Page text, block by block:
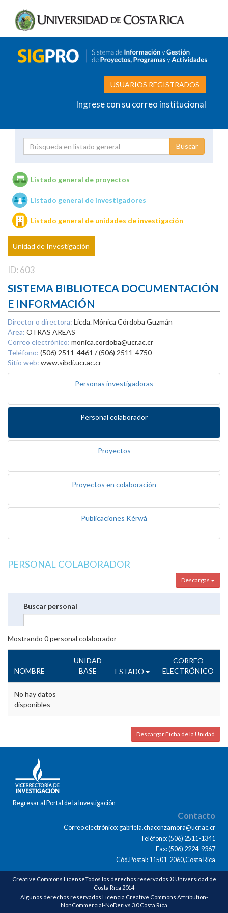
USUARIOS REGISTRADOS
Ingrese con su correo institucional
Unidades de investigación
Listado general de proyectos
Listado general de investigadores
Listado general de unidades de investigación
Unidad de Investigación
ID: 603
SISTEMA BIBLIOTECA DOCUMENTACIÓN
E INFORMACIÓN
Director o directora: Licda. Mónica Córdoba Guzmán
Área: OTRAS AREAS
Correo electrónico: monica.cordoba@ucr.ac.cr
Teléfono: (506) 2511-4461 / (506) 2511-4750
Sitio web: www.sibdi.ucr.ac.cr
Personas investigadoras
Personal colaborador
Proyectos
Proyectos en colaboración
Publicaciones Kérwá
PERSONAL COLABORADOR
Descargas
Buscar personal
Mostrando 0personal colaborador
NOMBRE
UNIDAD
BASE
ESTADO
CORREO
ELECTRÓNICO
No hay datos
disponibles
Descargar Ficha de la Unidad
Regresar al Portal de la Investigación
Contacto
Correo electrónico: gabriela.chaconzamora@ucr.ac.cr
Teléfono: (506) 2511-1341
Fax: (506) 2224-9367
Cód.Postal: 11501-2060,Costa Rica
Creative Commons LicenseTodos los derechos reservados © Universidad de
Costa Rica 2014
Algunos derechos reservados Licencia Creative Commons Attribution-
NonCommercial-NoDerivs 3.0 Costa Rica